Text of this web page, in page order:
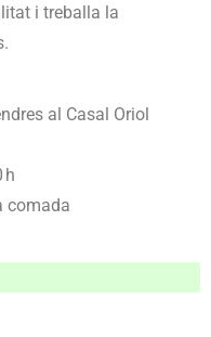
i treballa la
al Casal Oriol
h
comada